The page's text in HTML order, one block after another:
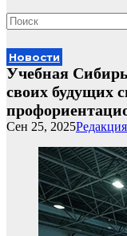
Новости
Учебная
своих будущих
Редакция
Сен 25, 2025